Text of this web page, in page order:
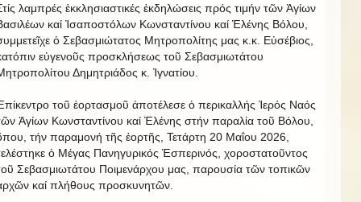
λαμπρές ἐκκλησιαστικές ἐκδηλώσεις πρός τιμήν τῶν Ἁγίων
καί Ἰσαποστόλων Κωνσταντίνου καί Ἑλένης Βόλου,
ὁ Σεβασμιώτατος Μητροπολίτης μας κ.κ. Εὐσέβιος,
εὐγενοῦς προσκλήσεως τοῦ Σεβασμιωτάτου
Δημητριάδος κ. Ἰγνατίου.
τοῦ ἐορτασμοῦ ἀποτέλεσε ὁ περικαλλής Ἱερός Ναός
Ἁγίων Κωνσταντίνου καί Ἑλένης στήν παραλία τοῦ Βόλου,
τήν παραμονή τῆς ἑορτῆς, Τετάρτη 20 Μαΐου 2026,
ὁ Μέγας Πανηγυρικός Ἑσπερινός, χοροστατοῦντος
Σεβασμιωτάτου Ποιμενάρχου μας, παρουσία τῶν τοπικῶν
καί πλήθους προσκυνητῶν.